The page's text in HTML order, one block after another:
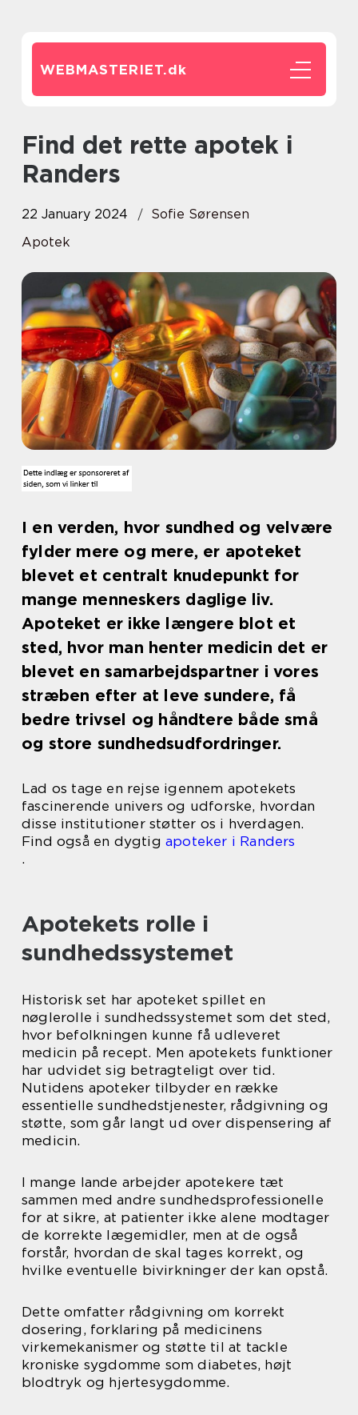
WEBMASTERIET.dk
Find det rette apotek i
Randers
22 January 2024
Sofie Sørensen
Apotek
I en verden, hvor sundhed og velvære
fylder mere og mere, er apoteket
blevet et centralt knudepunkt for
mange menneskers daglige liv.
Apoteket er ikke længere blot et
sted, hvor man henter medicin det er
blevet en samarbejdspartner i vores
stræben efter at leve sundere, få
bedre trivsel og håndtere både små
og store sundhedsudfordringer.
Lad os tage en rejse igennem apotekets
fascinerende univers og udforske, hvordan
disse institutioner støtter os i hverdagen.
Find også en dygtig apoteker i Randers
.
Apotekets rolle i
sundhedssystemet
Historisk set har apoteket spillet en
nøglerolle i sundhedssystemet som det sted,
hvor befolkningen kunne få udleveret
medicin på recept. Men apotekets funktioner
har udvidet sig betragteligt over tid.
Nutidens apoteker tilbyder en række
essentielle sundhedstjenester, rådgivning og
støtte, som går langt ud over dispensering af
medicin.
I mange lande arbejder apotekere tæt
sammen med andre sundhedsprofessionelle
for at sikre, at patienter ikke alene modtager
de korrekte lægemidler, men at de også
forstår, hvordan de skal tages korrekt, og
hvilke eventuelle bivirkninger der kan opstå.
Dette omfatter rådgivning om korrekt
dosering, forklaring på medicinens
virkemekanismer og støtte til at tackle
kroniske sygdomme som diabetes, højt
blodtryk og hjertesygdomme.